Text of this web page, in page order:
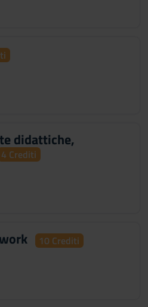
didattiche,
4 Crediti
10 Crediti